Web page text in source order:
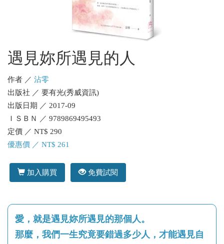
遇見妳所遇見的人
作者 ／ 沾零
出版社 ／ 要有光(秀威資訊)
出版日期 ／ 2017-09
ＩＳＢＮ ／ 9789869495493
定價 ／ NT$ 290
優惠價 ／ NT$ 261
加入購買 免費試閱
愛，就是遇見妳所遇見的那個人。
那麼，我們一生究竟要錯過多少人，才能遇見自